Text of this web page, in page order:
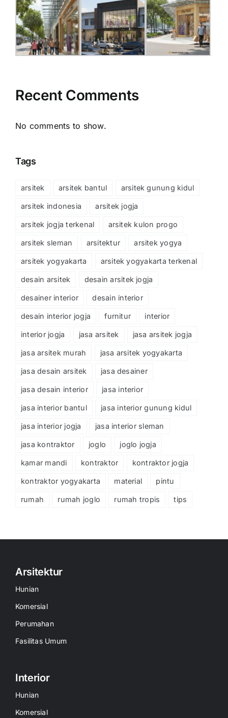
Recent Comments
No comments to show.
Tags
arsitek arsitek bantul arsitek gunung kidul
arsitek indonesia arsitek jogja
arsitek jogja terkenal arsitek kulon progo
arsitek sleman arsitektur arsitek yogya
arsitek yogyakarta arsitek yogyakarta terkenal
desain arsitek desain arsitek jogja
desainer interior desain interior
desain interior jogja furnitur interior
interior jogja jasa arsitek jasa arsitek jogja
jasa arsitek murah jasa arsitek yogyakarta
jasa desain arsitek jasa desainer
jasa desain interior jasa interior
jasa interior bantul jasa interior gunung kidul
jasa interior jogja jasa interior sleman
jasa kontraktor joglo joglo jogja
kamar mandi kontraktor kontraktor jogja
kontraktor yogyakarta material pintu
rumah rumah joglo rumah tropis tips
Arsitektur
Hunian
Komersial
Perumahan
Fasilitas Umum
Interior
Hunian
Komersial